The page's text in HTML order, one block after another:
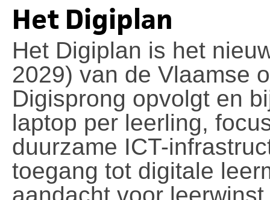
Het Digiplan
Het Digiplan is het
2029) van de Vlaamse
Digisprong opvolgt en
laptop per leerling,
duurzame ICT-
toegang tot digitale